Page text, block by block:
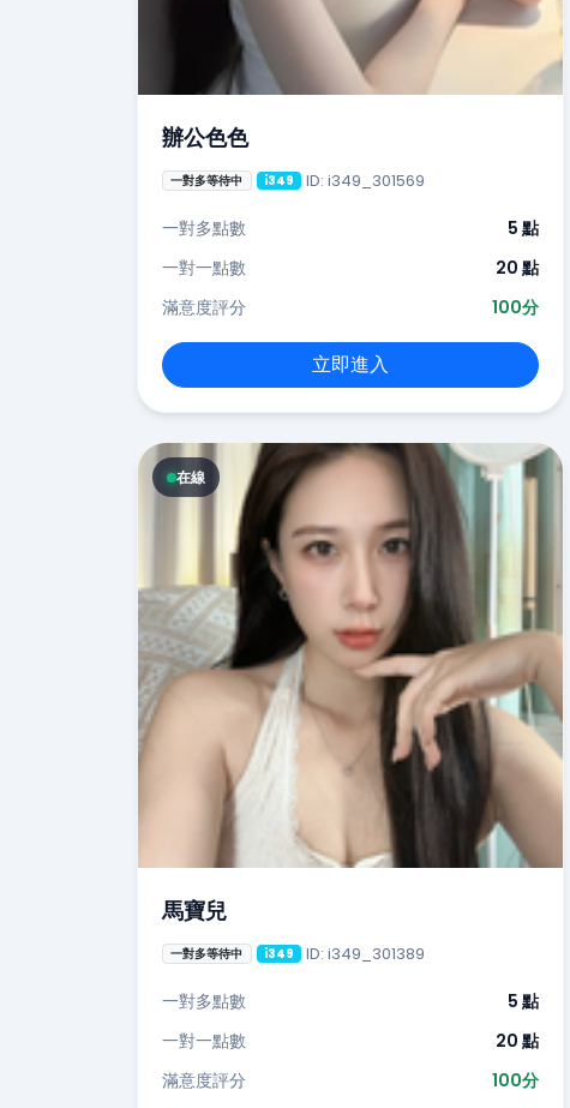
辦公色色
一對多等待中 i349 ID: i349_301569
一對多點數
5 點
一對一點數
20 點
滿意度評分
100分
立即進入
在線
馬寶兒
一對多等待中 i349 ID: i349_301389
一對多點數
5 點
一對一點數
20 點
滿意度評分
100分